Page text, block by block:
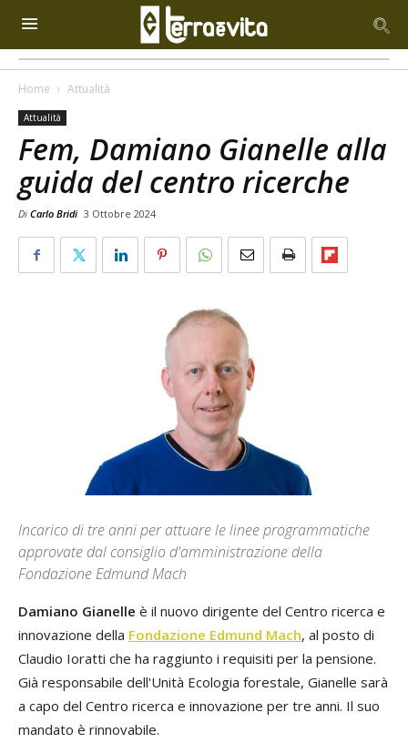
Home Attualità
Attualità
Fem, Damiano Gianelle alla
guida del centro ricerche
Di Carlo Bridi 3 Ottobre 2024
Incarico di tre anni per attuare le linee programmatiche
approvate dal consiglio d'amministrazione della
Fondazione Edmund Mach
Damiano Gianelle è il nuovo dirigente del Centro ricerca e
innovazione della Fondazione Edmund Mach, al posto di
Claudio Ioratti che ha raggiunto i requisiti per la pensione.
Già responsabile dell'Unità Ecologia forestale, Gianelle sarà
a capo del Centro ricerca e innovazione per tre anni. Il suo
mandato è rinnovabile.